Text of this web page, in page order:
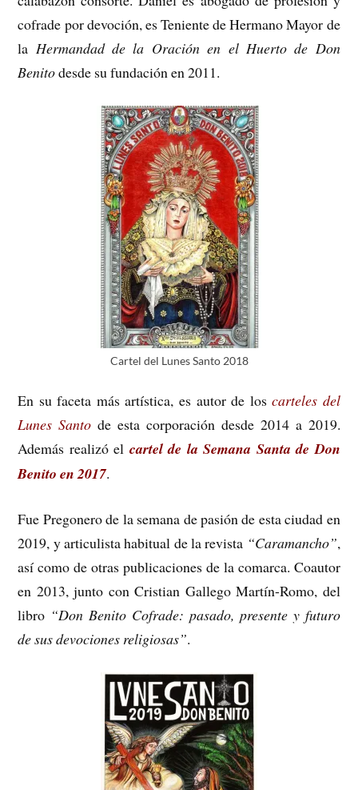
cofrade por devoción, es Teniente de Hermano Mayor de
la Hermandad de la Oración en el Huerto de Don
Benitodesde su fundación en 2011.
Cartel del Lunes Santo 2018
En su faceta más artística, es autor de loscarteles del
Lunes Santo de esta corporación desde 2014 a 2019.
Además realizó el cartel de la Semana Santa de Don
Benito en 2017.
Fue Pregonero de la semana de pasión de esta ciudad en
2019, y articulista habitual de la revista “Caramancho”,
así como de otras publicaciones de la comarca. Coautor
en 2013, junto con Cristian Gallego Martín-Romo, del
libro “Don Benito Cofrade: pasado, presente y futuro
de sus devociones religiosas”.